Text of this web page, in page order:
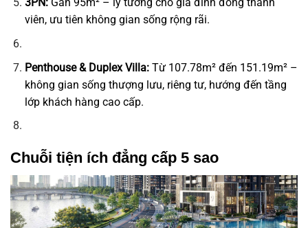
3PN:Gần 95m² – lý tưởng cho gia đình đông thành
viên, ưu tiên không gian sống rộng rãi.
Penthouse & Duplex Villa:Từ 107.78m² đến 151.19m² –
không gian sống thượng lưu, riêng tư, hướng đến tầng
lớp khách hàng cao cấp.
Chuỗi tiện ích đẳng cấp 5 sao